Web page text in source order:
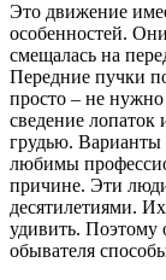
Это движение
особенностей.
смещалась на
Передние пучки
просто – не
сведение лопаток
грудью. Варианты
любимы
причине. Эти
десятилетиями.
удивить. Поэтому
обывателя